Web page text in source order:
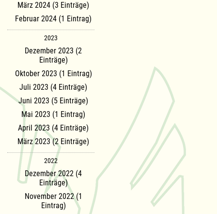
März 2024 (3 Einträge)
Februar 2024 (1 Eintrag)
2023
Dezember 2023 (2
Einträge)
Oktober 2023 (1 Eintrag)
Juli 2023 (4 Einträge)
Juni 2023 (5 Einträge)
Mai 2023 (1 Eintrag)
April 2023 (4 Einträge)
März 2023 (2 Einträge)
2022
Dezember 2022 (4
Einträge)
November 2022 (1
Eintrag)